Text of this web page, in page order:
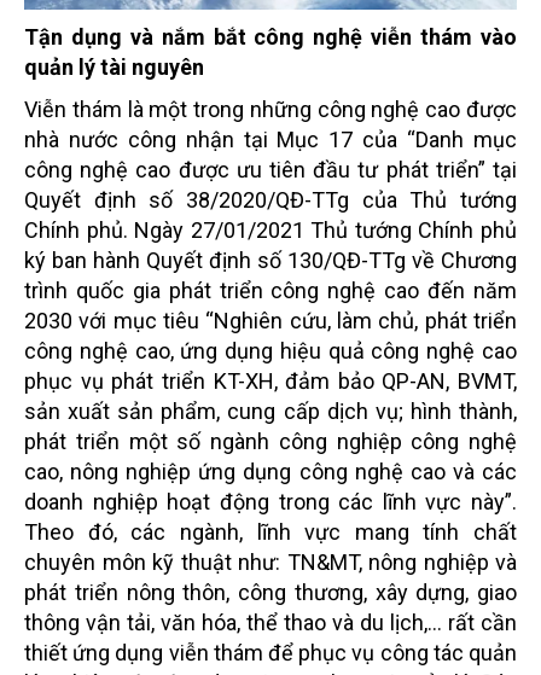
Tận dụng và nắm bắt công nghệ viễn thám vào
quản lý tài nguyên
Viễn thám là một trong những công nghệ cao được
nhà nước công nhận tại Mục 17 của “Danh mục
công nghệ cao được ưu tiên đầu tư phát triển” tại
Quyết định số 38/2020/QĐ-TTg của Thủ tướng
Chính phủ. Ngày 27/01/2021 Thủ tướng Chính phủ
ký ban hành Quyết định số 130/QĐ-TTg về Chương
trình quốc gia phát triển công nghệ cao đến năm
2030 với mục tiêu “Nghiên cứu, làm chủ, phát triển
công nghệ cao, ứng dụng hiệu quả công nghệ cao
phục vụ phát triển KT-XH, đảm bảo QP-AN, BVMT,
sản xuất sản phẩm, cung cấp dịch vụ; hình thành,
phát triển một số ngành công nghiệp công nghệ
cao, nông nghiệp ứng dụng công nghệ cao và các
doanh nghiệp hoạt động trong các lĩnh vực này”.
Theo đó, các ngành, lĩnh vực mang tính chất
chuyên môn kỹ thuật như: TN&MT, nông nghiệp và
phát triển nông thôn, công thương, xây dựng, giao
thông vận tải, văn hóa, thể thao và du lịch,… rất cần
thiết ứng dụng viễn thám để phục vụ công tác quản